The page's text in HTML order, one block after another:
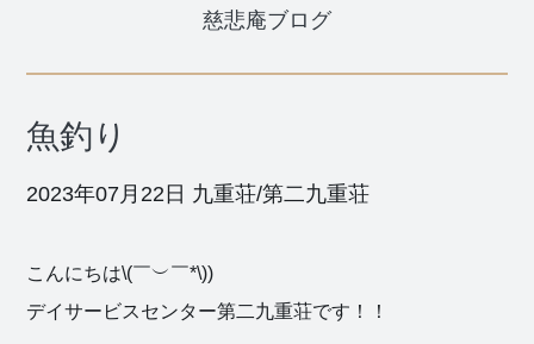
慈悲庵ブログ
魚釣り
2023年07月22日 九重荘/第二九重荘
こんにちは\(￣︶￣*\))
デイサービスセンター第二九重荘です！！